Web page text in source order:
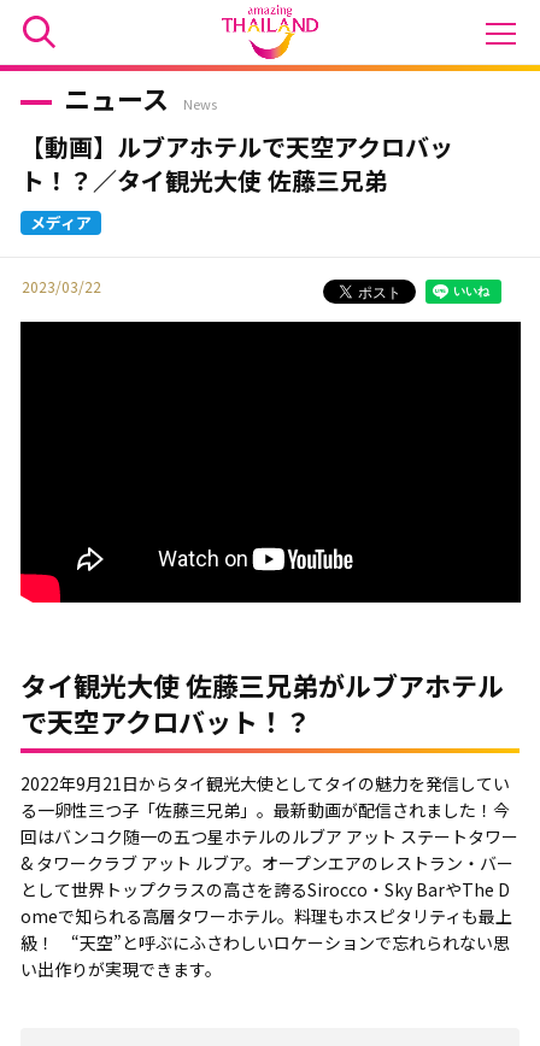
ニュース News
【動画】ルブアホテルで天空アクロバッ
ト！？／タイ観光大使 佐藤三兄弟
2023/03/22
タイ観光大使 佐藤三兄弟がルブアホテル
で天空アクロバット！？
2022年9月21日からタイ観光大使としてタイの魅力を発信してい
る一卵性三つ子「佐藤三兄弟」。最新動画が配信されました！今
回はバンコク随一の五つ星ホテルのルブア アット ステートタワー
& タワークラブ アット ルブア。オープンエアのレストラン・バー
として世界トップクラスの高さを誇るSirocco・Sky BarやThe D
omeで知られる高層タワーホテル。料理もホスピタリティも最上
級！ “天空”と呼ぶにふさわしいロケーションで忘れられない思
い出作りが実現できます。